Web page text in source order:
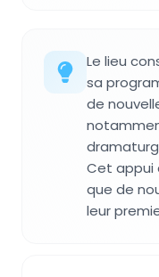
Le lieu
sa
de
Cet appui
que de
leur